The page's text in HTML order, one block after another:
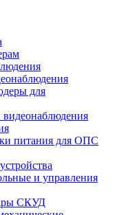
для
видеонаблюдения
питания для ОПС
и управления
СКУД